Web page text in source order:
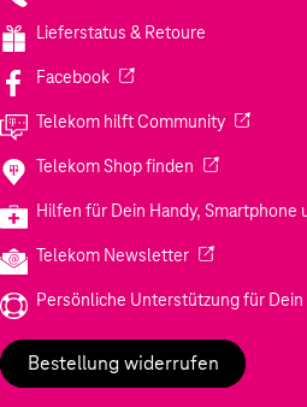
Lieferstatus & Retoure
Facebook(Wird in einem neuen Tab
Telekom hilft Community(Wird in
Telekom Shop finden (Wird in
Hilfen für Dein Handy, Smartphone
Telekom Newsletter(Wird in einem
Persönliche Unterstützung für Dein
Bestellung widerrufen